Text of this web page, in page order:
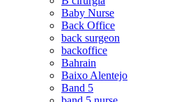
Baby Nurse
Back Office
back surgeon
backoffice
Bahrain
Baixo Alentejo
Band 5